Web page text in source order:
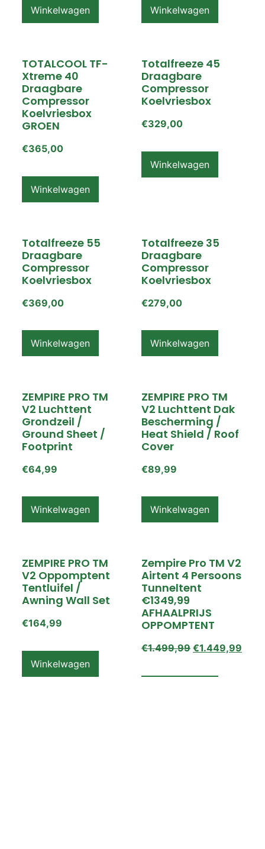
Winkelwagen Winkelwagen
TOTALCOOL TF-
Xtreme 40
Draagbare
Compressor
Koelvriesbox
GROEN
€365,00
Winkelwagen
Totalfreeze 45
Draagbare
Compressor
Koelvriesbox
€329,00
Winkelwagen
Totalfreeze 55
Draagbare
Compressor
Koelvriesbox
€369,00
Winkelwagen
Totalfreeze 35
Draagbare
Compressor
Koelvriesbox
€279,00
Winkelwagen
ZEMPIRE PRO TM
V2 Luchttent
Grondzeil /
Ground Sheet /
Footprint
€64,99
Winkelwagen
ZEMPIRE PRO TM
V2 Luchttent Dak
Bescherming /
Heat Shield / Roof
Cover
€89,99
Winkelwagen
ZEMPIRE PRO TM
V2 Oppomptent
Tentluifel /
Awning Wall Set
€164,99
Winkelwagen
Zempire Pro TM V2
Airtent 4 Persoons
Tunneltent
€1349,99
AFHAALPRIJS
OPPOMPTENT
€1.499,99 €1.449,99